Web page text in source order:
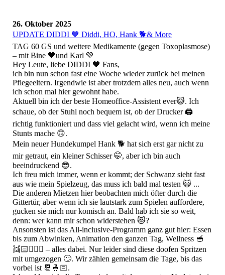
26. Oktober 2025
UPDATE DIDDI 💙 Diddi, HO, Hank 🐕& More
TAG 60 GS und weitere Medikamente (gegen Toxoplasmose)
– mit Bine 🧡und Karl 💚
Hey Leute, liebe DIDDI 💙 Fans,
ich bin nun schon fast eine Woche wieder zurück bei meinen
Pflegeeltern. Irgendwie ist aber trotzdem alles neu, auch wenn
ich schon mal hier gewohnt habe.
Aktuell bin ich der beste Homeoffice-Assistent ever😸. Ich
schaue, ob der Stuhl noch bequem ist, ob der Drucker 🖨️
richtig funktioniert und dass viel gelacht wird, wenn ich meine
Stunts mache 🙃.
Mein neuer Hundekumpel Hank 🐕 hat sich erst gar nicht zu
mir getraut, ein kleiner Schisser 🤭, aber ich bin auch
beeindruckend 😎.
Ich freu mich immer, wenn er kommt; der Schwanz sieht fast
aus wie mein Spielzeug, das muss ich bald mal testen 😺 ...
Die anderen Mietzen hier beobachten mich öfter durch die
Gittertür, aber wenn ich sie lautstark zum Spielen auffordere,
gucken sie mich nur komisch an. Bald hab ich sie so weit,
denn: wer kann mir schon widerstehen 😻?
​Ansonsten ist das All-inclusive-Programm ganz gut hier: Essen
bis zum Abwinken, Animation den ganzen Tag, Wellness 🥣
👯🏻🧖🏻‍♂️ – alles dabei. Nur leider sind diese doofen Spritzen
mit umgezogen 🙄. Wir zählen gemeinsam die Tage, bis das
vorbei ist 📆🤞🏻.